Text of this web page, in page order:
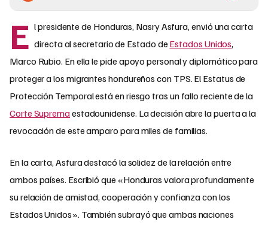
E l presidente de Honduras, Nasry Asfura, envió una carta
directa al secretario de Estado de Estados Unidos,
Marco Rubio. En ella le pide apoyo personal y diplomático para
proteger a los migrantes hondureños con TPS. El Estatus de
Protección Temporal está en riesgo tras un fallo reciente de la
Corte Supremaestadounidense. La decisión abre la puerta a la
revocación de este amparo para miles de familias.
En la carta, Asfura destacó la solidez de la relación entre
ambos países. Escribió que «Honduras valora profundamente
su relación de amistad, cooperación y confianza con los
Estados Unidos». También subrayó que ambas naciones